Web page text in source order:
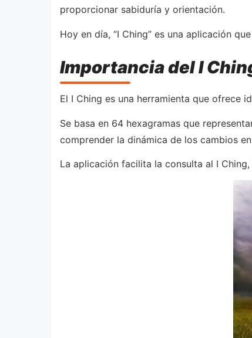
proporcionar sabiduría y orientación.
Hoy en día, “I Ching” es una aplicación
Importancia del I
El I Ching es una herramienta que ofrece
Se basa en 64 hexagramas que
comprender la dinámica de los cambios
La aplicación facilita la consulta al I